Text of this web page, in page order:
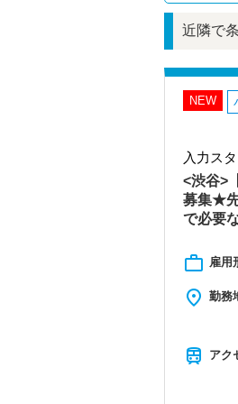
近隣で
NEW
入力ス
<渋谷>
募集★
で必要
work_outline 雇用
place 勤務
train アク